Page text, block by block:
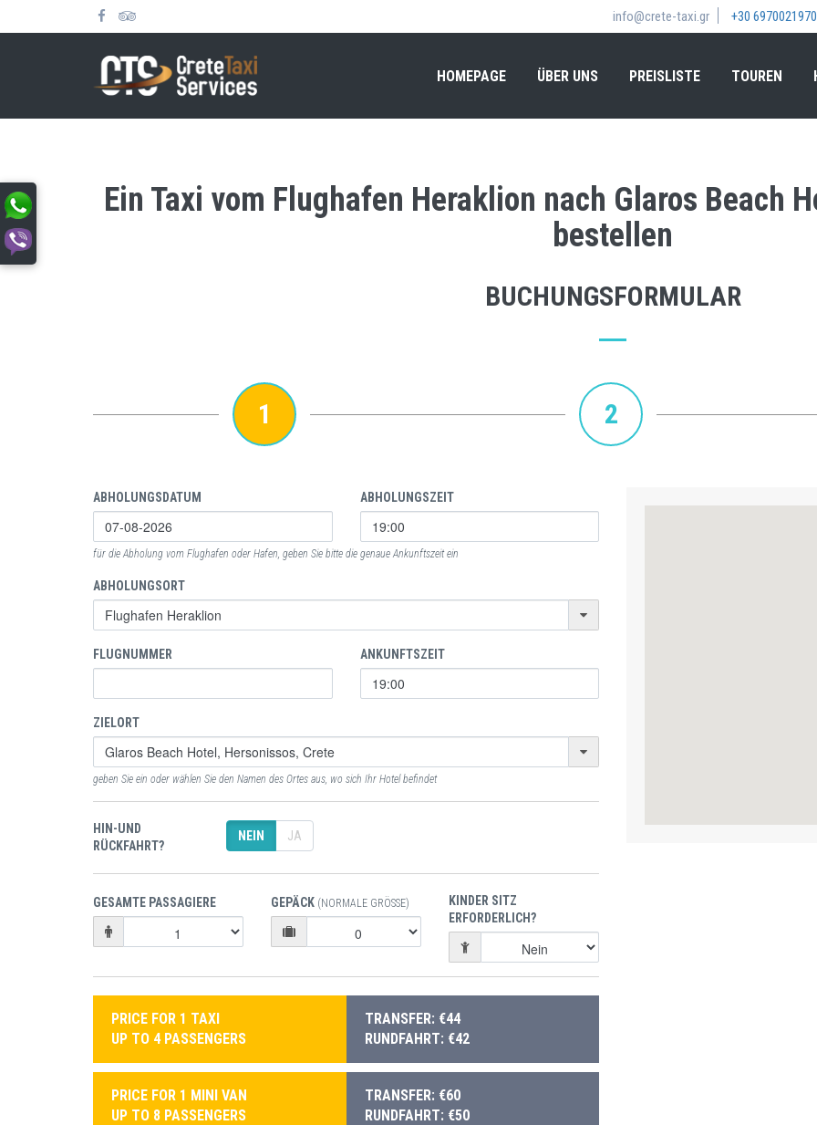
info@crete-taxi.gr +30 6970021970
HOMEPAGE ÜBER UNS PREISLISTE TOUREN
Ein Taxi vom Flughafen Heraklion nach Glaros Beach
bestellen
BUCHUNGSFORMULAR
1 2
ABHOLUNGSDATUM ABHOLUNGSZEIT
für die Abholung vom Flughafen oder Hafen, geben Sie bitte die genaue Ankunftszeit ein
ABHOLUNGSORT
FLUGNUMMER ANKUNFTSZEIT
ZIELORT
geben Sie ein oder wählen Sie den Namen des Ortes aus, wo sich Ihr Hotel befindet
HIN-UND
RÜCKFAHRT?
NEIN JA
GESAMTE PASSAGIERE GEPÄCK (NORMALE GRÖSSE)
KINDER SITZ
ERFORDERLICH?
PRICE FOR 1 TAXI
UP TO 4 PASSENGERS
TRANSFER: €44
RUNDFAHRT: €42
PRICE FOR 1 MINI VAN
UP TO 8 PASSENGERS
TRANSFER: €60
RUNDFAHRT: €50